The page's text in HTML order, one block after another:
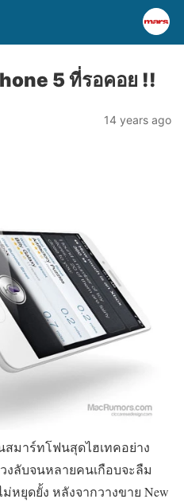
5 ที่รอคอย !!
14 years ago
มาร์ทโฟนสุดไฮเทคอย่าง
วงลับจนหลายคนเกือบจะลืม
หยุดยั้ง หลังจากวางขาย New